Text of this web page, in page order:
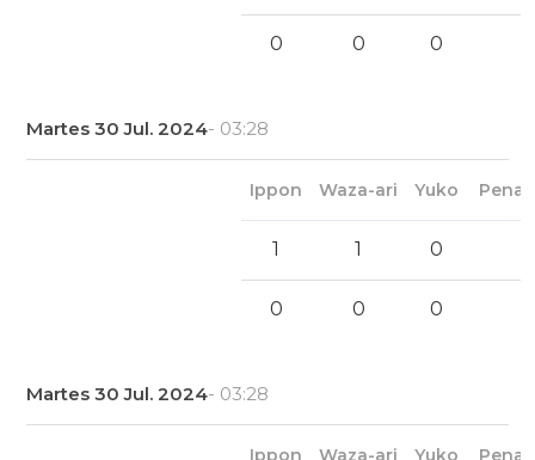
0 0 0
Martes 30 Jul. 2024- 03:28
Ippon Waza-ari Yuko
1 1 0
0 0 0
Martes 30 Jul. 2024- 03:28
Ippon Waza-ari Yuko